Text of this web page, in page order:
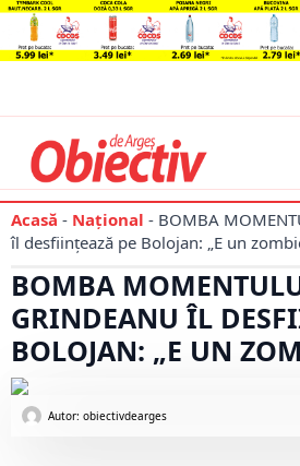
Acasă - Național - BOMBA
îl desființează pe Bolojan: „E un
BOMBA
GRINDEANU ÎL
BOLOJAN: „E UN
Autor: obiectivdearges